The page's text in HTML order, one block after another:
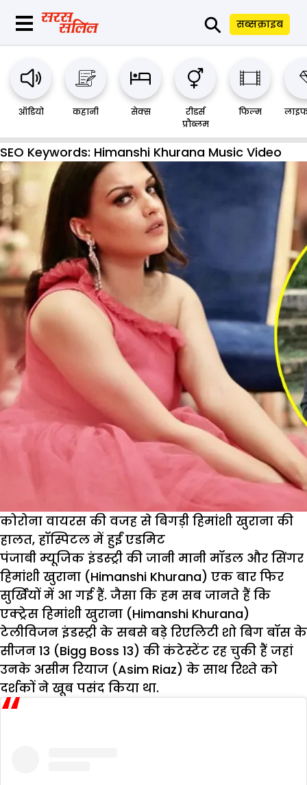
⚲ सब्सक्राइब
ऑडियो कहानी सेक्स
रीडर्स
प्रौब्लम
फिल्म
SEO Keywords: Himanshi Khurana Music Video
कोरोना वायरस की वजह से बिगड़ी हिमांशी खुराना की
हालत, हॉस्पिटल में हुईं एडमिट
पंजाबी म्यूजिक इंडस्ट्री की जानी मानी मॉडल और सिंगर
हिमांशी खुराना (Himanshi Khurana) एक बार फिर
सुर्खियों में आ गई हैं. जैसा कि हम सब जानते हैं कि
एक्ट्रेस हिमांशी खुराना (Himanshi Khurana)
टेलीविजन इंडस्ट्री के सबसे बड़े रिएलिटी शो बिग बॉस के
सीजन 13 (Bigg Boss 13) की कंटेस्टेंट रह चुकी हैं जहां
उनके असीम रियाज (Asim Riaz) के साथ रिश्ते को
दर्शकों ने खूब पसंद किया था.